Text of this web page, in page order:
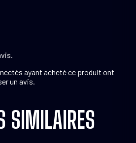
ayant acheté ce produit ont
un avis.
SIMILAIRES